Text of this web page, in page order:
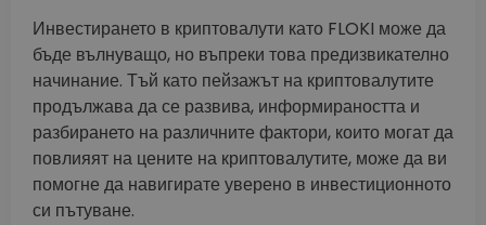
Инвестирането в криптовалути като FLOKI може да
бъде вълнуващо, но въпреки това предизвикателно
начинание. Тъй като пейзажът на криптовалутите
продължава да се развива, информираността и
разбирането на различните фактори, които могат да
повлияят на цените на криптовалутите, може да ви
помогне да навигирате уверено в инвестиционното
си пътуване.